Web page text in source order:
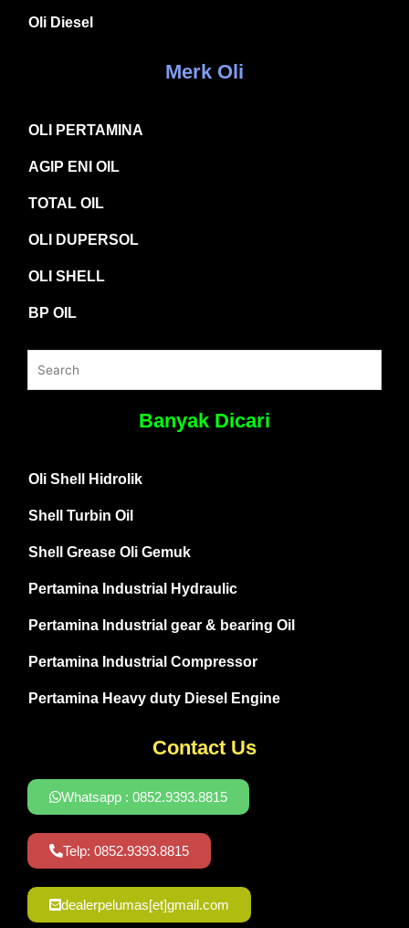
Oli Diesel
Merk Oli
OLI PERTAMINA
AGIP ENI OIL
TOTAL OIL
OLI DUPERSOL
OLI SHELL
BP OIL
Banyak Dicari
Oli Shell Hidrolik
Shell Turbin Oil
Shell Grease Oli Gemuk
Pertamina Industrial Hydraulic
Pertamina Industrial gear & bearing Oil
Pertamina Industrial Compressor
Pertamina Heavy duty Diesel Engine
Contact Us
Whatsapp : 0852.9393.8815
Telp: 0852.9393.8815
dealerpelumas[et]gmail.com